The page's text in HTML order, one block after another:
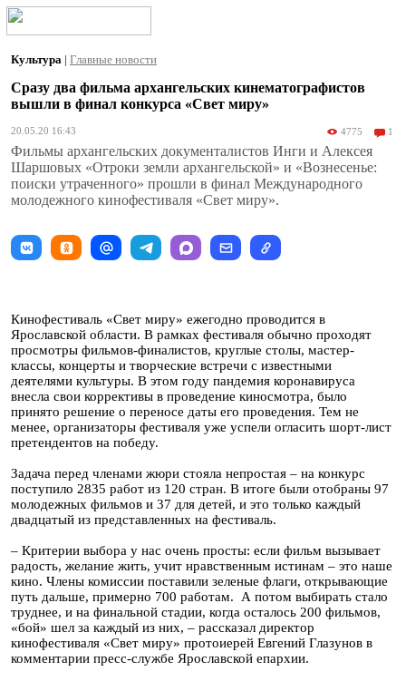
Культура | Главные новости
Сразу два фильма архангельских кинематографистов
вышли в финал конкурса «Свет миру»
20.05.20 16:43 4775 1
Фильмы архангельских документалистов Инги и Алексея
Шаршовых «Отроки земли архангельской» и «Вознесенье:
поиски утраченного» прошли в финал Международного
молодежного кинофестиваля «Свет миру».
Кинофестиваль «Свет миру» ежегодно проводится в
Ярославской области. В рамках фестиваля обычно проходят
просмотры фильмов-финалистов, круглые столы, мастер-
классы, концерты и творческие встречи с известными
деятелями культуры. В этом году пандемия коронавируса
внесла свои коррективы в проведение киносмотра, было
принято решение о переносе даты его проведения. Тем не
менее, организаторы фестиваля уже успели огласить шорт-лист
претендентов на победу.
Задача перед членами жюри стояла непростая – на конкурс
поступило 2835 работ из 120 стран. В итоге были отобраны 97
молодежных фильмов и 37 для детей, и это только каждый
двадцатый из представленных на фестиваль.
– Критерии выбора у нас очень просты: если фильм вызывает
радость, желание жить, учит нравственным истинам – это наше
кино. Члены комиссии поставили зеленые флаги, открывающие
путь дальше, примерно 700 работам. А потом выбирать стало
труднее, и на финальной стадии, когда осталось 200 фильмов,
«бой» шел за каждый из них, – рассказал директор
кинофестиваля «Свет миру» протоиерей Евгений Глазунов в
комментарии пресс-службе Ярославской епархии.